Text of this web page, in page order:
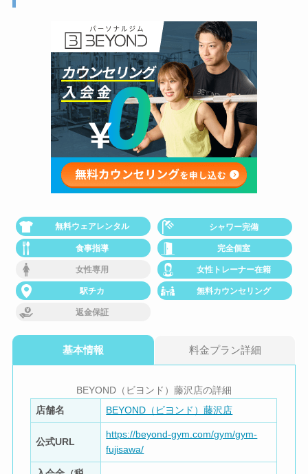
無料ウェアレンタル シャワー完備
食事指導 完全個室
女性専用 女性トレーナー在籍
駅チカ 無料カウンセリング
返金保証
基本情報 料金プラン詳細
BEYOND（ビヨンド）藤沢店の詳細
店舗名
BEYOND（ビヨンド）藤沢店
公式URL
https://beyond-gym.com/gym/gym-
fujisawa/